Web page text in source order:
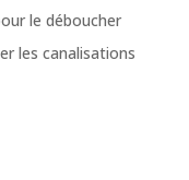
le déboucher
les canalisations